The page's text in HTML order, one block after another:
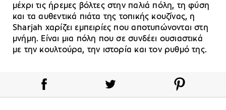
μέχρι τις ήρεμες βόλτες στην παλιά πόλη, τη φύση
και τα αυθεντικά πιάτα της τοπικής κουζίνας, η
Sharjah χαρίζει εμπειρίες που αποτυπώνονται στη
μνήμη. Είναι μια πόλη που σε συνδέει ουσιαστικά
με την κουλτούρα, την ιστορία και τον ρυθμό της.